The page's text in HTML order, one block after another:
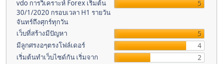
vdo การวิเคราะห์ Forex เริ่มต้น
30/1/2020 กรอบเวลา H1 รายวัน
จันทร์ถึงศุกร์ทุกวัน
5
เว็บที่สร้างมีปัญหา
5
มีลูกศรงอๆตรงโฟล์เดอร์
4
เริ่มต้นทำเว็บไซด์กัน เริ่มจาก
2